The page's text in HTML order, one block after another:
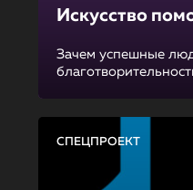
Искусство
Зачем успешные
СПЕЦПРОЕКТ